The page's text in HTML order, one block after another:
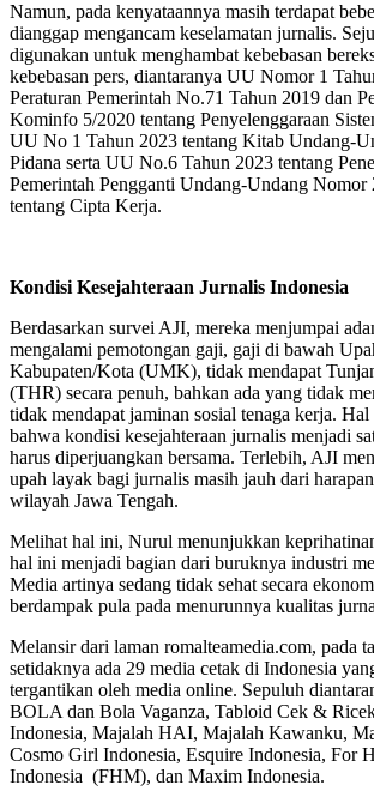
Namun, pada kenyataannya masih terdapat
dianggap mengancam keselamatan jurnalis.
digunakan untuk menghambat kebebasan
kebebasan pers, diantaranya UU Nomor 1
Peraturan Pemerintah No.71 Tahun 2019 dan
Kominfo 5/2020 tentang Penyelenggaraan
UU No 1 Tahun 2023 tentang Kitab Undang-
Pidana serta UU No.6 Tahun 2023 tentang
Pemerintah Pengganti Undang-Undang Nomor
tentang Cipta Kerja.
Kondisi Kesejahteraan Jurnalis Indonesia
Berdasarkan survei AJI, mereka menjumpai
mengalami pemotongan gaji, gaji di bawah
Kabupaten/Kota (UMK), tidak mendapat
(THR) secara penuh, bahkan ada yang tidak
tidak mendapat jaminan sosial tenaga kerja.
bahwa kondisi kesejahteraan jurnalis menjadi
harus diperjuangkan bersama. Terlebih, AJI
upah layak bagi jurnalis masih jauh dari
wilayah Jawa Tengah.
Melihat hal ini, Nurul menunjukkan
hal ini menjadi bagian dari buruknya industri
Media artinya sedang tidak sehat secara
berdampak pula pada menurunnya kualitas
Melansir dari laman romalteamedia.com, pada
setidaknya ada 29 media cetak di Indonesia
tergantikan oleh media online. Sepuluh
BOLA dan Bola Vaganza, Tabloid Cek &
Indonesia, Majalah HAI, Majalah Kawanku,
Cosmo Girl Indonesia, Esquire Indonesia, For
Indonesia (FHM), dan Maxim Indonesia.